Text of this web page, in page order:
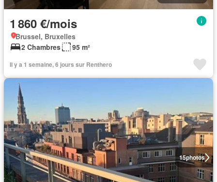
1 860 €/mois
Brussel, Bruxelles
2 Chambres
95 m²
Il y a 1 semaine, 6 jours sur Renthero
15photos